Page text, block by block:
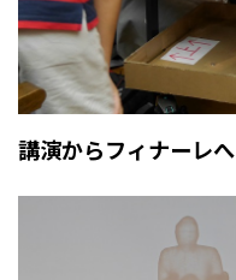
講演からフィナーレへ